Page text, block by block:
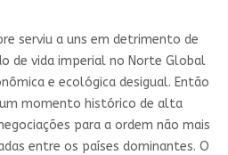
serviu a uns em detrimento de
de vida imperial no Norte Global
e ecológica desigual. Então
momento histórico de alta
para a ordem não mais
entre os países dominantes. O